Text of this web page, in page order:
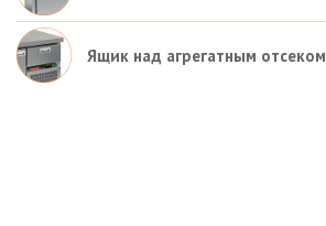
Ящик над агрегатным отсеком